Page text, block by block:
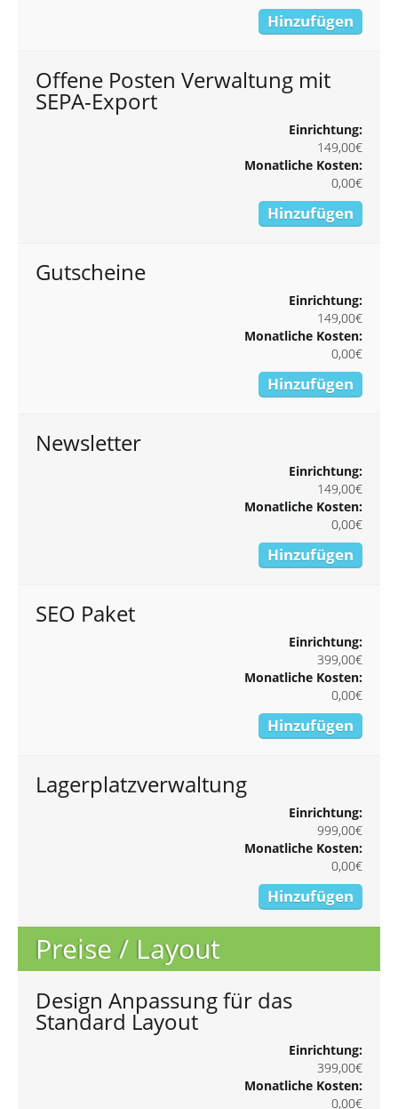
Hinzufügen
Offene Posten Verwaltung mit
SEPA-Export
Einrichtung:
149,00€
Monatliche Kosten:
0,00€
Hinzufügen
Gutscheine
Einrichtung:
149,00€
Monatliche Kosten:
0,00€
Hinzufügen
Newsletter
Einrichtung:
149,00€
Monatliche Kosten:
0,00€
Hinzufügen
SEO Paket
Einrichtung:
399,00€
Monatliche Kosten:
0,00€
Hinzufügen
Lagerplatzverwaltung
Einrichtung:
999,00€
Monatliche Kosten:
0,00€
Hinzufügen
Preise / Layout
Design Anpassung für das
Standard Layout
Einrichtung:
399,00€
Monatliche Kosten:
0,00€